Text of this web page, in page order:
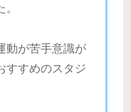
動が苦手意識が
すすめのスタジ